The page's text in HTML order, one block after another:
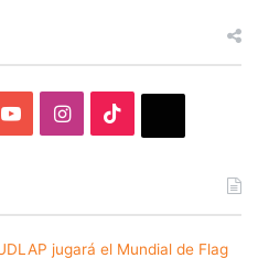
YouTubeInstagram
jugará el Mundial de Flag